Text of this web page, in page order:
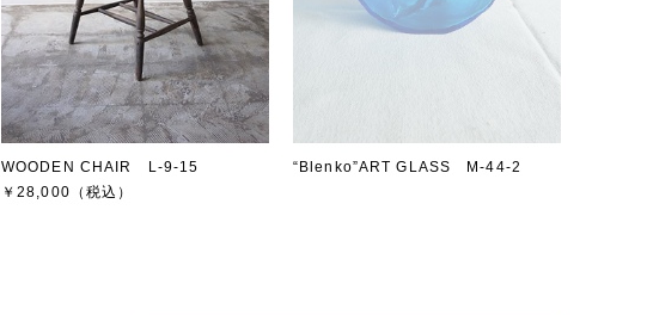
WOODEN CHAIR L-9-15
￥28,000 （税込）
“Blenko”ART GLASS M-44-2